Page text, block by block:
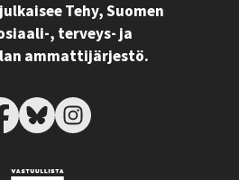
Tehy, Suomen
, terveys- ja
ammattijärjestö.